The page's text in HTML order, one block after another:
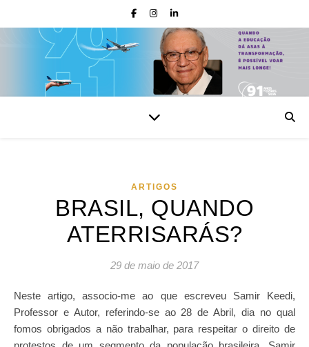
ARTIGOS
BRASIL, QUANDO
ATERRISARÁS?
29 de maio de 2017
Neste artigo, associo-me ao que escreveu Samir Keedi,
Professor e Autor, referindo-se ao 28 de Abril, dia no qual
fomos obrigados a não trabalhar, para respeitar o direito de